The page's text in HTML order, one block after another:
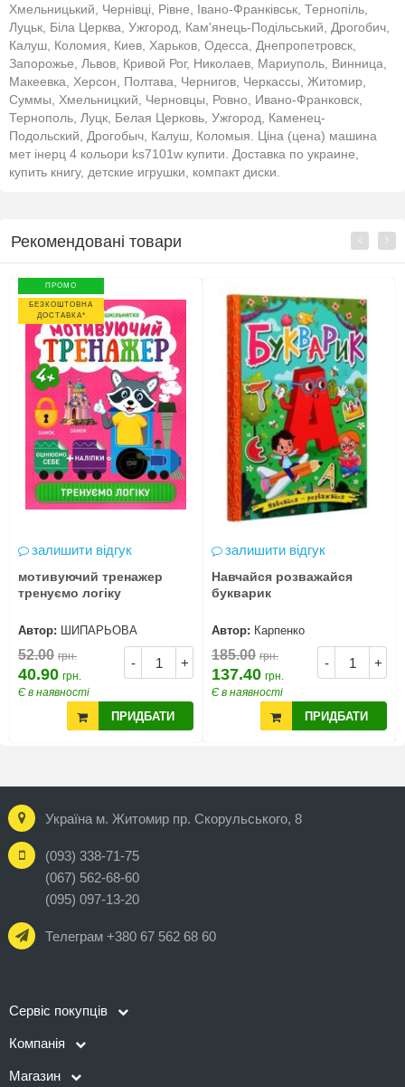
Хмельницький, Чернівці, Рівне, Івано-Франківськ, Тернопіль,
Луцьк, Біла Церква, Ужгород, Кам'янець-Подільський, Дрогобич,
Калуш, Коломия, Киев, Харьков, Одесса, Днепропетровск,
Запорожье, Львов, Кривой Рог, Николаев, Мариуполь, Винница,
Макеевка, Херсон, Полтава, Чернигов, Черкассы, Житомир,
Суммы, Хмельницкий, Черновцы, Ровно, Ивано-Франковск,
Тернополь, Луцк, Белая Церковь, Ужгород, Каменец-
Подольский, Дрогобыч, Калуш, Коломыя. Ціна (цена) машина
мет інерц 4 кольори ks7101w купити. Доставка по украине,
купить книгу, детские игрушки, компакт диски.
Рекомендовані товари
ПРОМО
БЕЗКОШТОВНА
ДОСТАВКА*
залишити відгук
мотивуючий тренажер
тренуємо логіку
Автор: ШИПАРЬОВА
- +
52.00 грн.
40.90 грн.
Є в наявності
ПРИДБАТИ
залишити відгук
Навчайся розважайся
букварик
Автор: Карпенко
- +
185.00 грн.
137.40 грн.
Є в наявності
ПРИДБАТИ
Україна м. Житомир пр. Скорульського, 8
(093) 338-71-75
(067) 562-68-60
(095) 097-13-20
Телеграм +380 67 562 68 60
Сервіс покупців
Компанія
Магазин